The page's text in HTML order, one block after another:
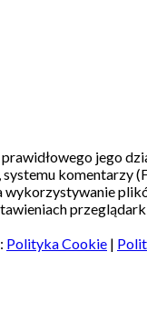
jego
komentarzy
Polityka Cookie |